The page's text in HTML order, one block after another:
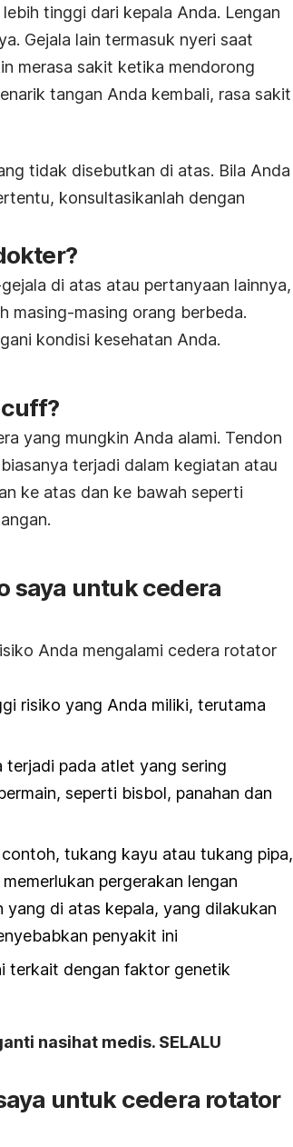
tinggi dari kepala Anda. Lengan
Gejala lain termasuk nyeri saat
merasa sakit ketika mendorong
tangan Anda kembali, rasa sakit
tidak disebutkan di atas. Bila Anda
konsultasikanlah dengan
di atas atau pertanyaan lainnya,
masing­-masing orang berbeda.
kondisi kesehatan Anda.
yang mungkin Anda alami. Tendon
terjadi dalam kegiatan atau
ke atas dan ke bawah seperti
saya untuk cedera
Anda mengalami cedera rotator
risiko yang Anda miliki, terutama
terjadi pada atlet yang sering
seperti bisbol, panahan dan
tukang kayu atau tukang pipa,
pergerakan lengan
yang di atas kepala, yang dilakukan
penyakit ini
terkait dengan faktor genetik
nasihat medis. SELALU
untuk cedera rotator